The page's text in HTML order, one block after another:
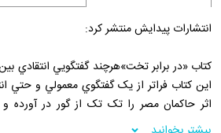
انتشارات پيدايش منتشر کرد:
اين کتاب فراتر از يک گفتگوي معمولي و حتي
اثر حاکمان مصر را تک تک از گور در آورده
استنطاق مي کشد تا مورد داوري قرار